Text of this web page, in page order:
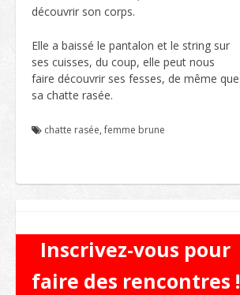
découvrir son corps.
Elle a baissé le pantalon et le string sur
ses cuisses, du coup, elle peut nous
faire découvrir ses fesses, de même que
sa chatte rasée.
chatte rasée,femme brune
Inscrivez-vous pour
faire des rencontres !